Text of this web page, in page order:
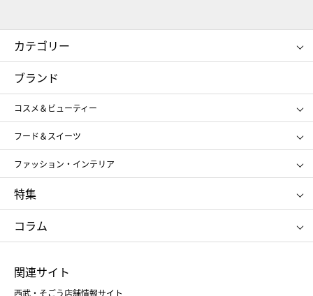
カテゴリー
コスメ＆ビューティー
ギフト
レディース
メンズ
スポーツ・アウトドア
お中元
お歳暮
ブランド
コスメ＆ビューティー
SHISEIDO
ポール&ジョー ボーテ
ジルスチュアート
NARS
RMK
クリニーク
SK-Ⅱ
フード＆スイーツ
アンリ・シャルパンティエ
ゴディバ
新宿高野
たねや
ねんりん家
ファッション・インテリア
ポロ ラルフ ローレン
タケオ キクチ
ママ＆キッズ
シュタイフ
特集
お中元
ひな人形
五月人形
父の日
コラム
菓子折り
和菓子
関連サイト
西武・そごう店舗情報サイト